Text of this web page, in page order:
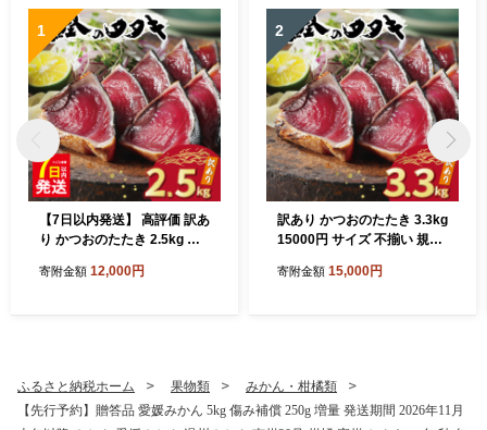
1
【7日以内発送】 高評価 訳あ
り かつおのたたき 2.5kg 鰹
ツオのタタキ かつおのたた
カツオ 鰹 かつおたたき 鰹タ
タキ カツオたたき かつおタ
タキ サイズ 不揃い 規格外 傷
寄附金額 12,000円
2
訳あり かつおのたたき 3.3kg
15000円 サイズ 不揃い 規格
たたき 鰹のたたき 旬 お手軽
肉 厚 冷凍 人気 ランキング
おかず 加工品 本場 晩ごはん
流水 解凍 簡単 ハマスイ 愛南
寄附金額 15,000円
ふるさと納税ホーム 果物類
みかん・柑橘類
【先行予約】贈答品 愛媛みかん 5kg 傷み補償 250g 増量 発送期間 2026年11月